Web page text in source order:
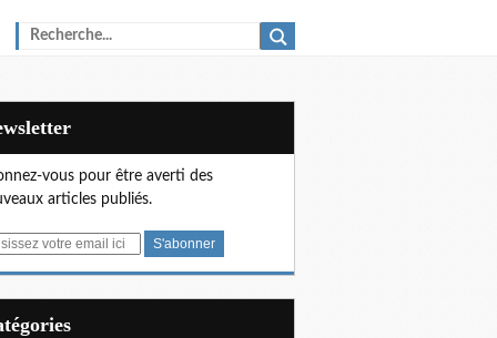
vous pour être averti des
articles publiés.